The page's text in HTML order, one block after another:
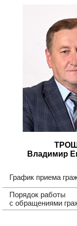
Владимир
График приема
Порядок работы
с обращениями